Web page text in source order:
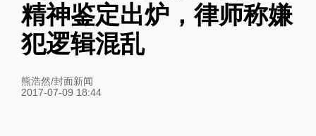
精神鉴定出炉，律师称嫌
犯逻辑混乱
熊浩然/封面新闻
2017-07-09 18:44